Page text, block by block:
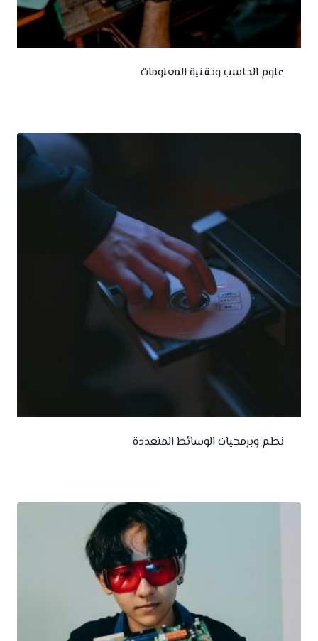
علوم الحاسب وتقنية المعلومات
نظم وبرمجيات الوسائط المتعددة